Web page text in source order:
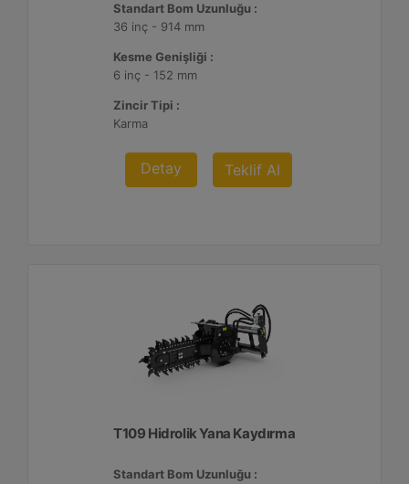
Standart Bom Uzunluğu :
36 inç - 914 mm
Kesme Genişliği :
6 inç - 152 mm
Zincir Tipi :
Karma
Detay Teklif Al
T109 Hidrolik Yana Kaydırma
Standart Bom Uzunluğu :